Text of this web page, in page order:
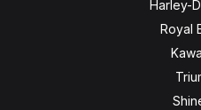
Harley-
Royal